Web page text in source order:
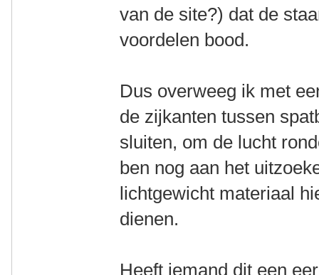
van de site?) dat de
voordelen bood.
Dus overweeg ik met
de zijkanten tussen
sluiten, om de lucht
ben nog aan het
lichtgewicht materiaal
dienen.
Heeft iemand dit een